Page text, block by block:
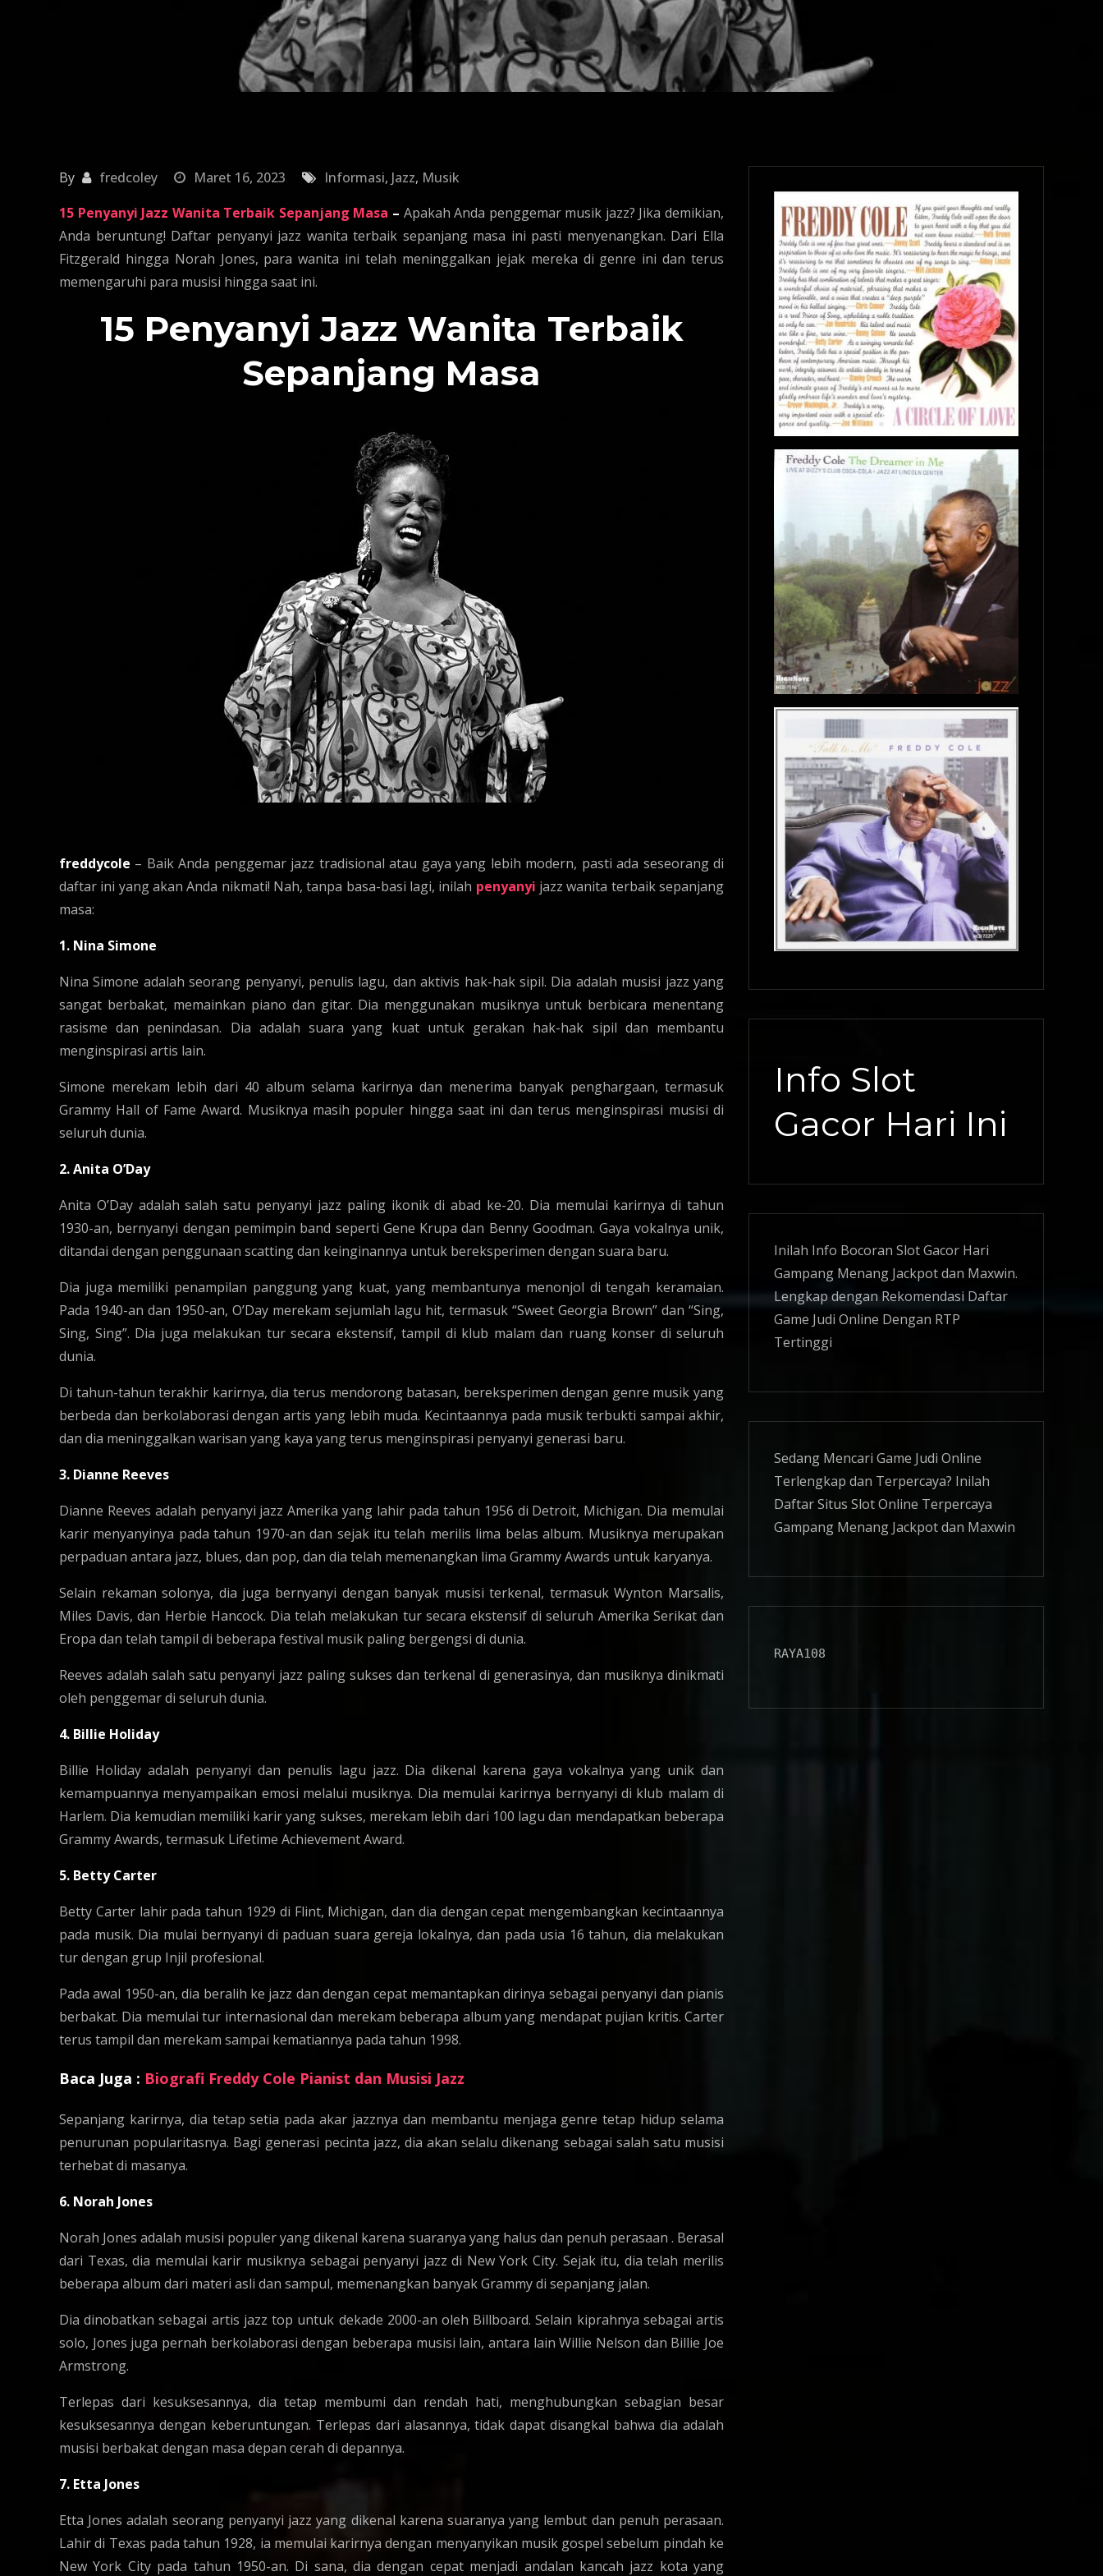
By fredcoley Maret 16, 2023 Informasi, Jazz, Musik
15 Penyanyi Jazz Wanita Terbaik Sepanjang Masa – Apakah Anda penggemar musik jazz? Jika demikian,
Anda beruntung! Daftar penyanyi jazz wanita terbaik sepanjang masa ini pasti menyenangkan. Dari Ella
Fitzgerald hingga Norah Jones, para wanita ini telah meninggalkan jejak mereka di genre ini dan terus
memengaruhi para musisi hingga saat ini.
15 Penyanyi Jazz Wanita Terbaik
Sepanjang Masa
freddycole – Baik Anda penggemar jazz tradisional atau gaya yang lebih modern, pasti ada seseorang di
daftar ini yang akan Anda nikmati! Nah, tanpa basa-basi lagi, inilah penyanyi jazz wanita terbaik sepanjang
masa:
1. Nina Simone
Nina Simone adalah seorang penyanyi, penulis lagu, dan aktivis hak-hak sipil. Dia adalah musisi jazz yang
sangat berbakat, memainkan piano dan gitar. Dia menggunakan musiknya untuk berbicara menentang
rasisme dan penindasan. Dia adalah suara yang kuat untuk gerakan hak-hak sipil dan membantu
menginspirasi artis lain.
Simone merekam lebih dari 40 album selama karirnya dan menerima banyak penghargaan, termasuk
Grammy Hall of Fame Award. Musiknya masih populer hingga saat ini dan terus menginspirasi musisi di
seluruh dunia.
2. Anita O’Day
Anita O’Day adalah salah satu penyanyi jazz paling ikonik di abad ke-20. Dia memulai karirnya di tahun
1930-an, bernyanyi dengan pemimpin band seperti Gene Krupa dan Benny Goodman. Gaya vokalnya unik,
ditandai dengan penggunaan scatting dan keinginannya untuk bereksperimen dengan suara baru.
Dia juga memiliki penampilan panggung yang kuat, yang membantunya menonjol di tengah keramaian.
Pada 1940-an dan 1950-an, O’Day merekam sejumlah lagu hit, termasuk “Sweet Georgia Brown” dan “Sing,
Sing, Sing”. Dia juga melakukan tur secara ekstensif, tampil di klub malam dan ruang konser di seluruh
dunia.
Di tahun-tahun terakhir karirnya, dia terus mendorong batasan, bereksperimen dengan genre musik yang
berbeda dan berkolaborasi dengan artis yang lebih muda. Kecintaannya pada musik terbukti sampai akhir,
dan dia meninggalkan warisan yang kaya yang terus menginspirasi penyanyi generasi baru.
3. Dianne Reeves
Dianne Reeves adalah penyanyi jazz Amerika yang lahir pada tahun 1956 di Detroit, Michigan. Dia memulai
karir menyanyinya pada tahun 1970-an dan sejak itu telah merilis lima belas album. Musiknya merupakan
perpaduan antara jazz, blues, dan pop, dan dia telah memenangkan lima Grammy Awards untuk karyanya.
Selain rekaman solonya, dia juga bernyanyi dengan banyak musisi terkenal, termasuk Wynton Marsalis,
Miles Davis, dan Herbie Hancock. Dia telah melakukan tur secara ekstensif di seluruh Amerika Serikat dan
Eropa dan telah tampil di beberapa festival musik paling bergengsi di dunia.
Reeves adalah salah satu penyanyi jazz paling sukses dan terkenal di generasinya, dan musiknya dinikmati
oleh penggemar di seluruh dunia.
4. Billie Holiday
Billie Holiday adalah penyanyi dan penulis lagu jazz. Dia dikenal karena gaya vokalnya yang unik dan
kemampuannya menyampaikan emosi melalui musiknya. Dia memulai karirnya bernyanyi di klub malam di
Harlem. Dia kemudian memiliki karir yang sukses, merekam lebih dari 100 lagu dan mendapatkan beberapa
Grammy Awards, termasuk Lifetime Achievement Award.
5. Betty Carter
Betty Carter lahir pada tahun 1929 di Flint, Michigan, dan dia dengan cepat mengembangkan kecintaannya
pada musik. Dia mulai bernyanyi di paduan suara gereja lokalnya, dan pada usia 16 tahun, dia melakukan
tur dengan grup Injil profesional.
Pada awal 1950-an, dia beralih ke jazz dan dengan cepat memantapkan dirinya sebagai penyanyi dan pianis
berbakat. Dia memulai tur internasional dan merekam beberapa album yang mendapat pujian kritis. Carter
terus tampil dan merekam sampai kematiannya pada tahun 1998.
Baca Juga : Biografi Freddy Cole Pianist dan Musisi Jazz
Sepanjang karirnya, dia tetap setia pada akar jazznya dan membantu menjaga genre tetap hidup selama
penurunan popularitasnya. Bagi generasi pecinta jazz, dia akan selalu dikenang sebagai salah satu musisi
terhebat di masanya.
6. Norah Jones
Norah Jones adalah musisi populer yang dikenal karena suaranya yang halus dan penuh perasaan . Berasal
dari Texas, dia memulai karir musiknya sebagai penyanyi jazz di New York City. Sejak itu, dia telah merilis
beberapa album dari materi asli dan sampul, memenangkan banyak Grammy di sepanjang jalan.
Dia dinobatkan sebagai artis jazz top untuk dekade 2000-an oleh Billboard. Selain kiprahnya sebagai artis
solo, Jones juga pernah berkolaborasi dengan beberapa musisi lain, antara lain Willie Nelson dan Billie Joe
Armstrong.
Terlepas dari kesuksesannya, dia tetap membumi dan rendah hati, menghubungkan sebagian besar
kesuksesannya dengan keberuntungan. Terlepas dari alasannya, tidak dapat disangkal bahwa dia adalah
musisi berbakat dengan masa depan cerah di depannya.
7. Etta Jones
Etta Jones adalah seorang penyanyi jazz yang dikenal karena suaranya yang lembut dan penuh perasaan.
Lahir di Texas pada tahun 1928, ia memulai karirnya dengan menyanyikan musik gospel sebelum pindah ke
New York City pada tahun 1950-an. Di sana, dia dengan cepat menjadi andalan kancah jazz kota yang
Info Slot
Gacor Hari Ini
Inilah Info Bocoran Slot Gacor Hari
Gampang Menang Jackpot dan Maxwin.
Lengkap dengan Rekomendasi Daftar
Game Judi Online Dengan RTP
Tertinggi
Sedang Mencari Game Judi Online
Terlengkap dan Terpercaya? Inilah
Daftar Situs Slot Online Terpercaya
Gampang Menang Jackpot dan Maxwin
RAYA108